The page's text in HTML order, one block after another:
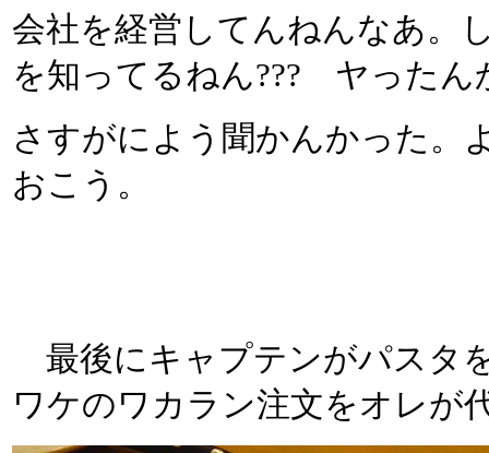
会社を経営してんねんなあ。
を知ってるねん??? ヤったん
さすがによう聞かんかった。
おこう。
最後にキャプテンがパスタ
ワケのワカラン注文をオレが